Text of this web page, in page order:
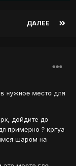
ДАЛЕЕ
нужное место для
дойдите до
примерно ? кргуа
шаром на